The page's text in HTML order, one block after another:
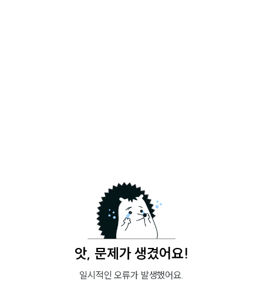
앗, 문제가 생겼어요!
일시적인 오류가 발생했어요.